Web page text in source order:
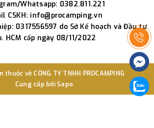
Whatsapp: 0382.811.221
CSKH: info@procamping.vn
0317556597 do Sở Kế hoạch và Đầu tư
HCM cấp ngày 08/11/2022
thuộc về CÔNG TY TNHH PROCAMPING
Cung cấp bởi Sapo